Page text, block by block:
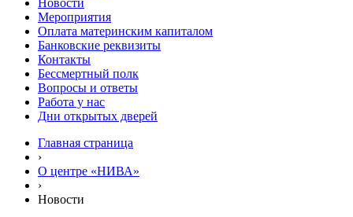
Мероприятия
Оплата материнским капиталом
Банковские реквизиты
Контакты
Бессмертный полк
Вопросы и ответы
Работа у нас
Дни открытых дверей
Главная страница
›
О центре «НИВА»
›
Новости